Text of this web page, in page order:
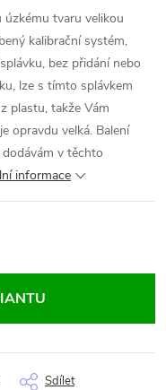
úzkému tvaru velikou
kalibrační systém,
bez přidání nebo
lze s tímto splávkem
plastu, takže Vám
opravdu velká. Balení
v těchto
informace
Sdílet